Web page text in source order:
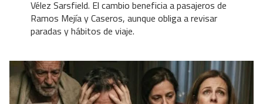
Vélez Sarsfield. El cambio beneficia a pasajeros de
Ramos Mejía y Caseros, aunque obliga a revisar
paradas y hábitos de viaje.